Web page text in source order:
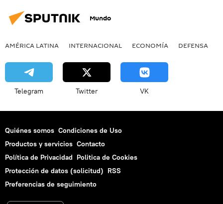
Mundo
AMÉRICA LATINA INTERNACIONAL ECONOMÍA DEFENSA
Telegram Twitter VK
Quiénes somos Condiciones de Uso
Productos y servicios Contacto
Política de Privacidad Politica de Cookies
Protección de datos (solicitud) RSS
Preferencias de seguimiento